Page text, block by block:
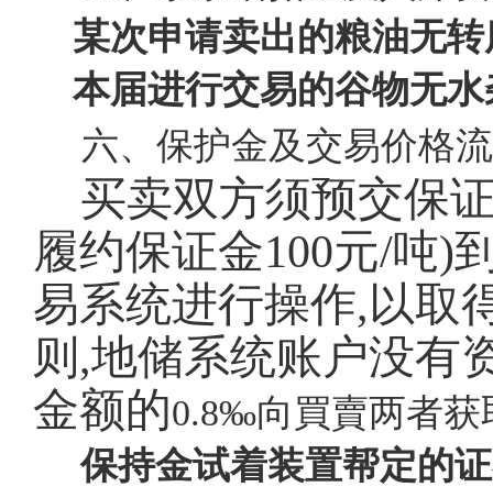
某次申请卖出的粮油无
本届进行交易的谷物无
六、保护金及交易价格
买卖双方须预交保
履约保证金100元/吨)
易系统进行操作,以取
则,地储系统账户没有
金额的0.8‰向買賣两者获
保持金试着装置帮定的